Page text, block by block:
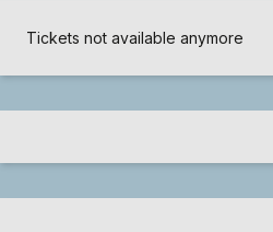
Tickets not available anymore